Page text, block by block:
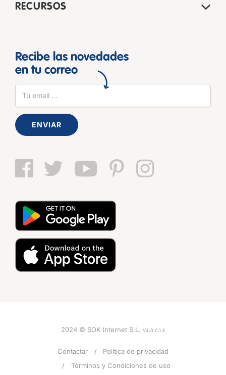
RECURSOS
Recibe las novedades
en tu correo
ENVIAR
2024 © SOK Internet S.L. V4.0.0.1.E
Contactar
Política de privacidad
Términos y Condiciones de uso